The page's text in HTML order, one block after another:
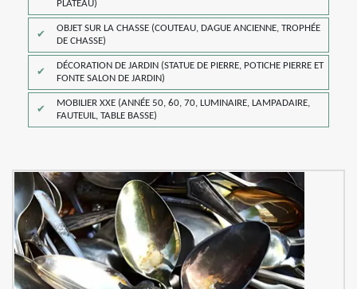
PLATEAU)
OBJET SUR LA CHASSE (COUTEAU, DAGUE ANCIENNE, TROPHÉE
DE CHASSE)
DÉCORATION DE JARDIN (STATUE DE PIERRE, POTICHE PIERRE ET
FONTE SALON DE JARDIN)
MOBILIER XXE (ANNÉE 50, 60, 70, LUMINAIRE, LAMPADAIRE,
FAUTEUIL, TABLE BASSE)